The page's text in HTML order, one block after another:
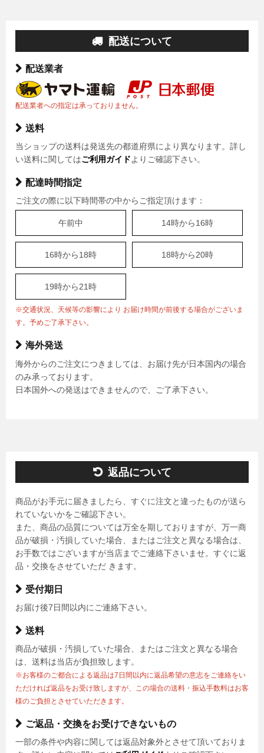
配送について
配送業者
配送業者への指定は承っておりません。
送料
当ショップの送料は発送先の都道府県により異なります。詳し
い送料に関してはご利用ガイドよりご確認下さい。
配達時間指定
ご注文の際に以下時間帯の中からご指定頂けます：
午前中 14時から16時
16時から18時 18時から20時
19時から21時
※交通状況、天候等の影響により お届け時間が前後する場合がございま
す。予めご了承下さい。
海外発送
海外からのご注文につきましては、お届け先が日本国内の場合
のみ承っております。
日本国外への発送はできませんので、ご了承下さい。
返品について
商品がお手元に届きましたら、すぐに注文と違ったものが送ら
れていないかをご確認下さい。
また、商品の品質については万全を期しておりますが、万一商
品が破損・汚損していた場合、またはご注文と異なる場合は、
お手数ではございますが当店までご連絡下さいませ。すぐに返
品・交換をさせていただ きます。
受付期日
お届け後7日間以内にご連絡下さい。
送料
商品が破損・汚損していた場合、またはご注文と異なる場合
は、送料は当店が負担致します。
※お客様のご都合による返品は7日間以内に返品希望の意志をご連絡をい
ただければ返品をお受け致しますが、この場合の送料・振込手数料はお客
様のご負担とさせていただきます。
ご返品・交換をお受けできないもの
一部の条件や内容に関しては返品対象外とさせて頂いておりま